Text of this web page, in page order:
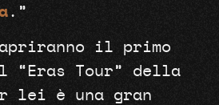
.”
apriranno il primo
“Eras Tour” della
lei è una gran